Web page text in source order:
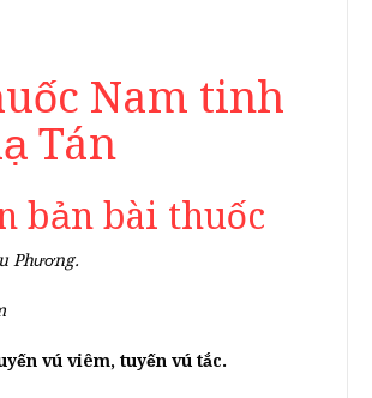
Nam tinh
Tán
bản bài thuốc
Phương.
vú viêm, tuyến vú tắc.